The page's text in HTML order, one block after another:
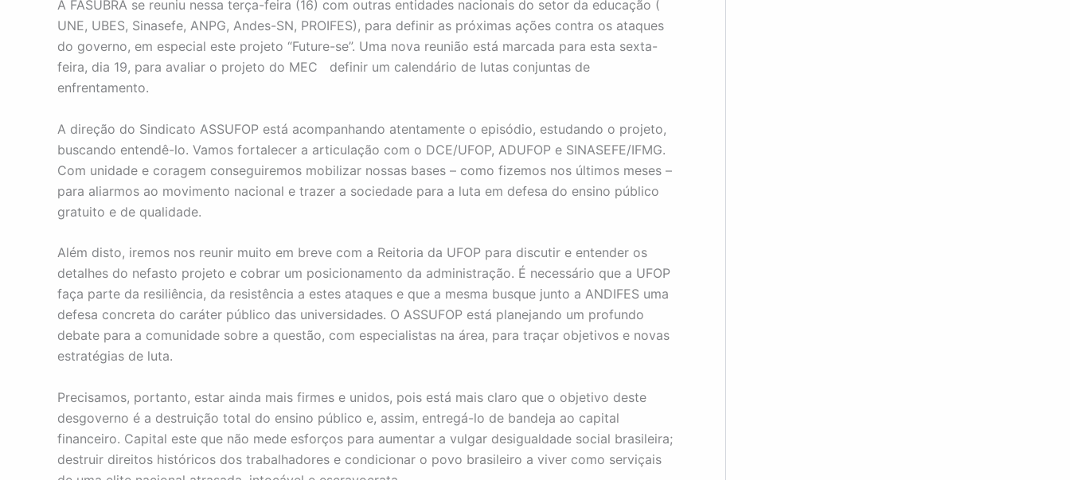
A FASUBRA se reuniu nessa terça-feira (16) com outras entidades nacionais do setor da educação (
UNE, UBES, Sinasefe, ANPG, Andes-SN, PROIFES), para definir as próximas ações contra os ataques
do governo, em especial este projeto “Future-se”. Uma nova reunião está marcada para esta sexta-
feira, dia 19, para avaliar o projeto do MEC definir um calendário de lutas conjuntas de
enfrentamento.
A direção do Sindicato ASSUFOP está acompanhando atentamente o episódio, estudando o projeto,
buscando entendê-lo. Vamos fortalecer a articulação com o DCE/UFOP, ADUFOP e SINASEFE/IFMG.
Com unidade e coragem conseguiremos mobilizar nossas bases – como fizemos nos últimos meses –
para aliarmos ao movimento nacional e trazer a sociedade para a luta em defesa do ensino público
gratuito e de qualidade.
Além disto, iremos nos reunir muito em breve com a Reitoria da UFOP para discutir e entender os
detalhes do nefasto projeto e cobrar um posicionamento da administração. É necessário que a UFOP
faça parte da resiliência, da resistência a estes ataques e que a mesma busque junto a ANDIFES uma
defesa concreta do caráter público das universidades. O ASSUFOP está planejando um profundo
debate para a comunidade sobre a questão, com especialistas na área, para traçar objetivos e novas
estratégias de luta.
Precisamos, portanto, estar ainda mais firmes e unidos, pois está mais claro que o objetivo deste
desgoverno é a destruição total do ensino público e, assim, entregá-lo de bandeja ao capital
financeiro. Capital este que não mede esforços para aumentar a vulgar desigualdade social brasileira;
destruir direitos históricos dos trabalhadores e condicionar o povo brasileiro a viver como serviçais